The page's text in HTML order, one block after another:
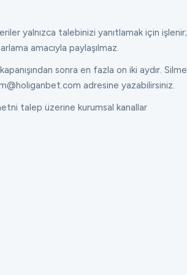
yalnızca talebinizi yanıtlamak için işlenir;
amacıyla paylaşılmaz.
sonra en fazla on iki aydır. Silme
adresine yazabilirsiniz.
talep üzerine kurumsal kanallar